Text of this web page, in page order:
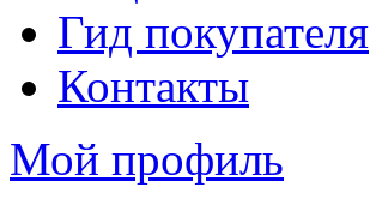
Гид покупателя
Контакты
Мой профиль